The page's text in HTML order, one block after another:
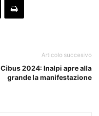
Articolo succesivo
Cibus 2024: Inalpi apre alla
grande la manifestazione